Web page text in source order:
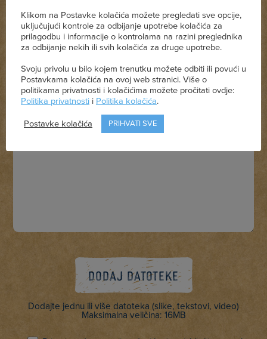
Dodajte jednu ili više datoteka (slike, tekstovi, video)
Maksimalna veličina: 16MB
Klikom na Postavke kolačića možete pregledati sve opcije,
uključujući kontrole za odbijanje upotrebe kolačića za
prilagodbu i informacije o kontrolama na razini preglednika
za odbijanje nekih ili svih kolačića za druge upotrebe.
Svoju privolu u bilo kojem trenutku možete odbiti ili povući u
Postavkama kolačića na ovoj web stranici. Više o
politikama privatnosti i kolačićima možete pročitati ovdje:
Politika privatnosti i Politika kolačića.
Postavke kolačića PRIHVATI SVE